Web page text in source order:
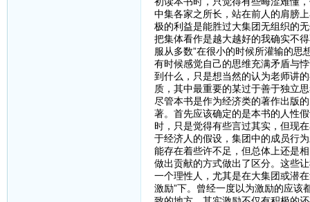
中集各家之所长，站在前人的肩膀
极的利益是能胜过大集团无组织的
把集体看作是越大越好的我确实不
服从多数”在很小的时候所灌输的思
有时候感觉自己的思维充满矛盾与
到什么，只是想当然的认为老师讲
质，其中最重要的某过于善于独立
尽管本书是作为经济类的著作出版
著。首先应该确定的是本书的人性
时，只是觉得有些言过其实，但现
于经济人的假设，集团中的成员行
能存在着些许不足，但总体上还是
做出贡献的方式做出了区分。这些
一个理性人，尤其是在大集团或潜
激励”下。曾经一度以为激励的应该